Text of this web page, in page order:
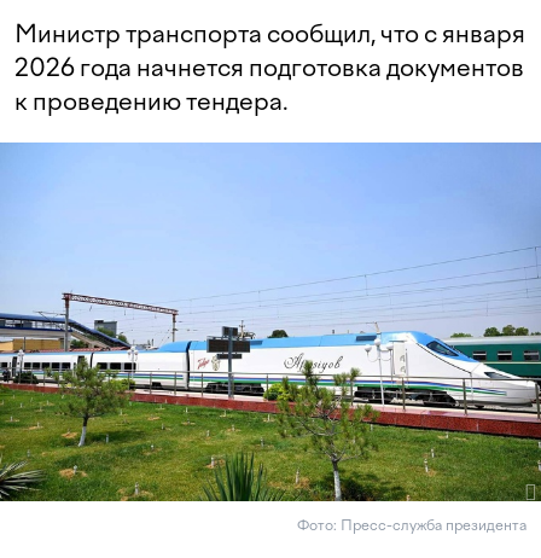
Министр транспорта сообщил, что с января
2026 года начнется подготовка документов
к проведению тендера.
Фото: Пресс-служба президента